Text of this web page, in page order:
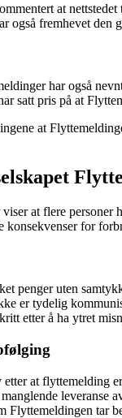
at
også fremhevet den
har også
satt pris på at
at
at flere
konsekvenser for
penger uten
er tydelig
etter å ha ytret
at flyttemelding
leveranse
Flyttemeldingen tar